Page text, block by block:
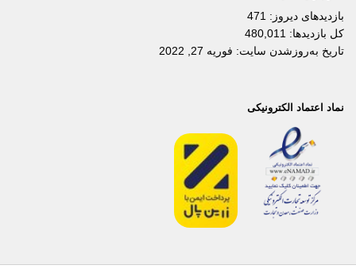
بازدیدهای دیروز: 471
کل بازدیدها: 480,011
تاریخ به‌روزشدن سایت: فوریه 27, 2022
نماد اعتماد الکترونیکی